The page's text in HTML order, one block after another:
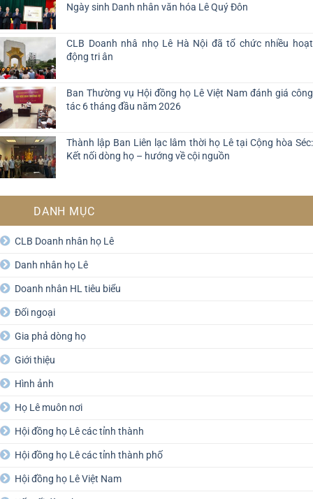
Ngày sinh Danh nhân văn hóa Lê Quý Đôn
CLB Doanh nhâ nhọ Lê Hà Nội đã tổ chức nhiều hoạt
động tri ân
Ban Thường vụ Hội đồng họ Lê Việt Nam đánh giá công
tác 6 tháng đầu năm 2026
Thành lập Ban Liên lạc lâm thời họ Lê tại Cộng hòa Séc:
Kết nối dòng họ – hướng về cội nguồn
DANH MỤC
CLB Doanh nhân họ Lê
Danh nhân họ Lê
Doanh nhân HL tiêu biểu
Đối ngoại
Gia phả dòng họ
Giới thiệu
Hình ảnh
Họ Lê muôn nơi
Hội đồng họ Lê các tỉnh thành
Hội đồng họ Lê các tỉnh thành phố
Hội đồng họ Lê Việt Nam